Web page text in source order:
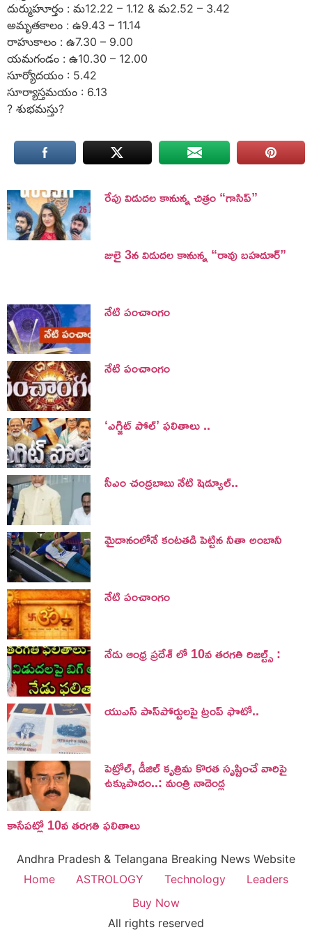
దుర్ముహూర్తం : మ12.22 – 1.12 & మ2.52 – 3.42
అమృతకాలం : ఉ9.43 – 11.14
రాహుకాలం : ఉ7.30 – 9.00
యమగండం : ఉ10.30 – 12.00
సూర్యోదయం : 5.42
సూర్యాస్తమయం : 6.13
? శుభమస్తు?
రేపు విడుదల కానున్న చిత్రం “గాసిప్”
జులై 3న విడుదల కానున్న “రావు బహదూర్”
నేటి పంచాంగం
నేటి పంచాంగం
‘ఎగ్జిట్ పోల్’ ఫలితాలు ..
సీఎం చంద్రబాబు నేటి షెడ్యూల్..
మైదానంలోనే కంటతడి పెట్టిన నీతా అంబానీ
నేటి పంచాంగం
నేడు ఆంధ్ర ప్రదేశ్ లో 10వ తరగతి రిజల్ట్స్ :
యుఎస్ పాస్‌పోర్టులపై ట్రంప్‌ ఫొటో..
పెట్రోల్, డీజిల్ కృత్రిమ కొరత సృష్టించే వారిపై
ఉక్కుపాదం..: మంత్రి నాదెండ్ల
కాసేపట్లో 10వ తరగతి ఫలితాలు
Andhra Pradesh & Telangana Breaking News Website
Home
ASTROLOGY Technology
Leaders
Buy Now
All rights reserved